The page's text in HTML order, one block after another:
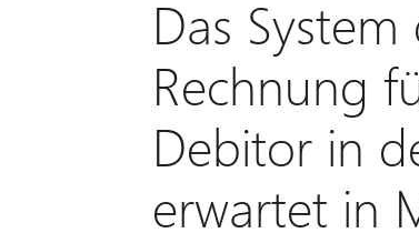
Das
Rechnung
Debitor in
erwartet in